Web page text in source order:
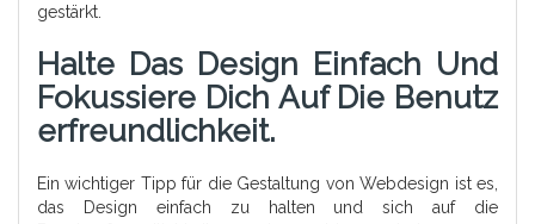
gestärkt.
Halte Das Design Einfach Und
Fokussiere Dich Auf Die Benutz
Erfreundlichkeit.
Ein wichtiger Tipp für die Gestaltung von Webdesign ist es,
das Design einfach zu halten und sich auf die